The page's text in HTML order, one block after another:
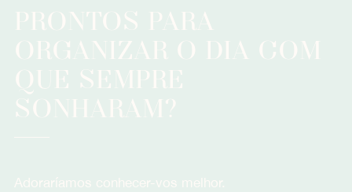
PRONTOS PARA
ORGANIZAR O DIA COM
QUE SEMPRE
SONHARAM?
Adoraríamos conhecer-vos melhor.